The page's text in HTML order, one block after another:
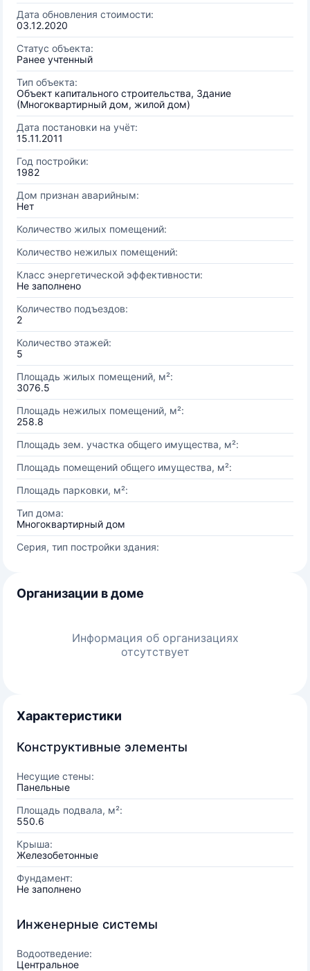
Дата обновления стоимости:
03.12.2020
Статус объекта:
Ранее учтенный
Тип объекта:
Объект капитального строительства, Здание
(Многоквартирный дом, жилой дом)
Дата постановки на учёт:
15.11.2011
Год постройки:
1982
Дом признан аварийным:
Нет
Количество жилых помещений:
Количество нежилых помещений:
Класс энергетической эффективности:
Не заполнено
Количество подъездов:
2
Количество этажей:
5
Площадь жилых помещений, м²:
3076.5
Площадь нежилых помещений, м²:
258.8
Площадь зем. участка общего имущества, м²:
Площадь помещений общего имущества, м²:
Площадь парковки, м²:
Тип дома:
Многоквартирный дом
Серия, тип постройки здания:
Организации в доме
Информация об организациях
отсутствует
Характеристики
Конструктивные элементы
Несущие стены:
Панельные
Площадь подвала, м²:
550.6
Крыша:
Железобетонные
Фундамент:
Не заполнено
Инженерные системы
Водоотведение:
Центральное